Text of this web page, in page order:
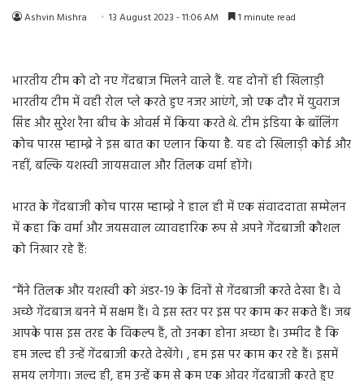
Ashvin Mishra 13 August 2023 - 11:06 AM 1 minute read
भारतीय टीम को दो नए गेंदबाज मिलने वाले हैं. यह दोनों ही खिलाड़ी
भारतीय टीम में वही रोल प्ले करते हुए नजर आएंगे, जो एक दौर में युवराज
सिंह और सुरेश रैना बीच के ओवर्स में किया करते थे. टीम इंडिया के बॉलिंग
कोच पारस म्हाम्ब्रे ने इस बात का एलान किया है. यह दो खिलाड़ी कोई और
नहीं, बल्कि यशस्वी जायसवाल और तिलक वर्मा होंगे।
भारत के गेंदबाजी कोच पारस म्हाम्ब्रे ने हाल ही में एक संवाददाता सम्मेलन
में कहा कि वर्मा और जयसवाल व्यावहारिक रूप से अपने गेंदबाजी कौशल
को निखार रहे हैं:
“मैंने तिलक और यशस्वी को अंडर-19 के दिनों से गेंदबाजी करते देखा है। वे
अच्छे गेंदबाज बनने में सक्षम हैं। वे इस स्तर पर इस पर काम कर सकते हैं। जब
आपके पास इस तरह के विकल्प हैं, तो उनका होना अच्छा है। उम्मीद है कि
हम जल्द ही उन्हें गेंदबाजी करते देखेंगे। , हम इस पर काम कर रहे हैं। इसमें
समय लगेगा। जल्द ही, हम उन्हें कम से कम एक ओवर गेंदबाजी करते हुए